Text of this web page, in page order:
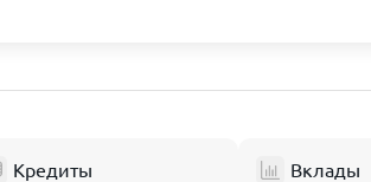
Кредиты Вклады